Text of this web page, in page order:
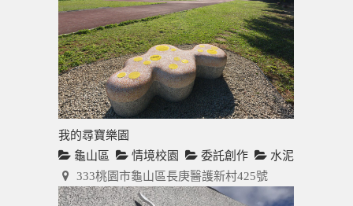
我的尋寶樂園
龜山區
情境校園 委託創作
水泥
333桃園市龜山區長庚醫護新村425號